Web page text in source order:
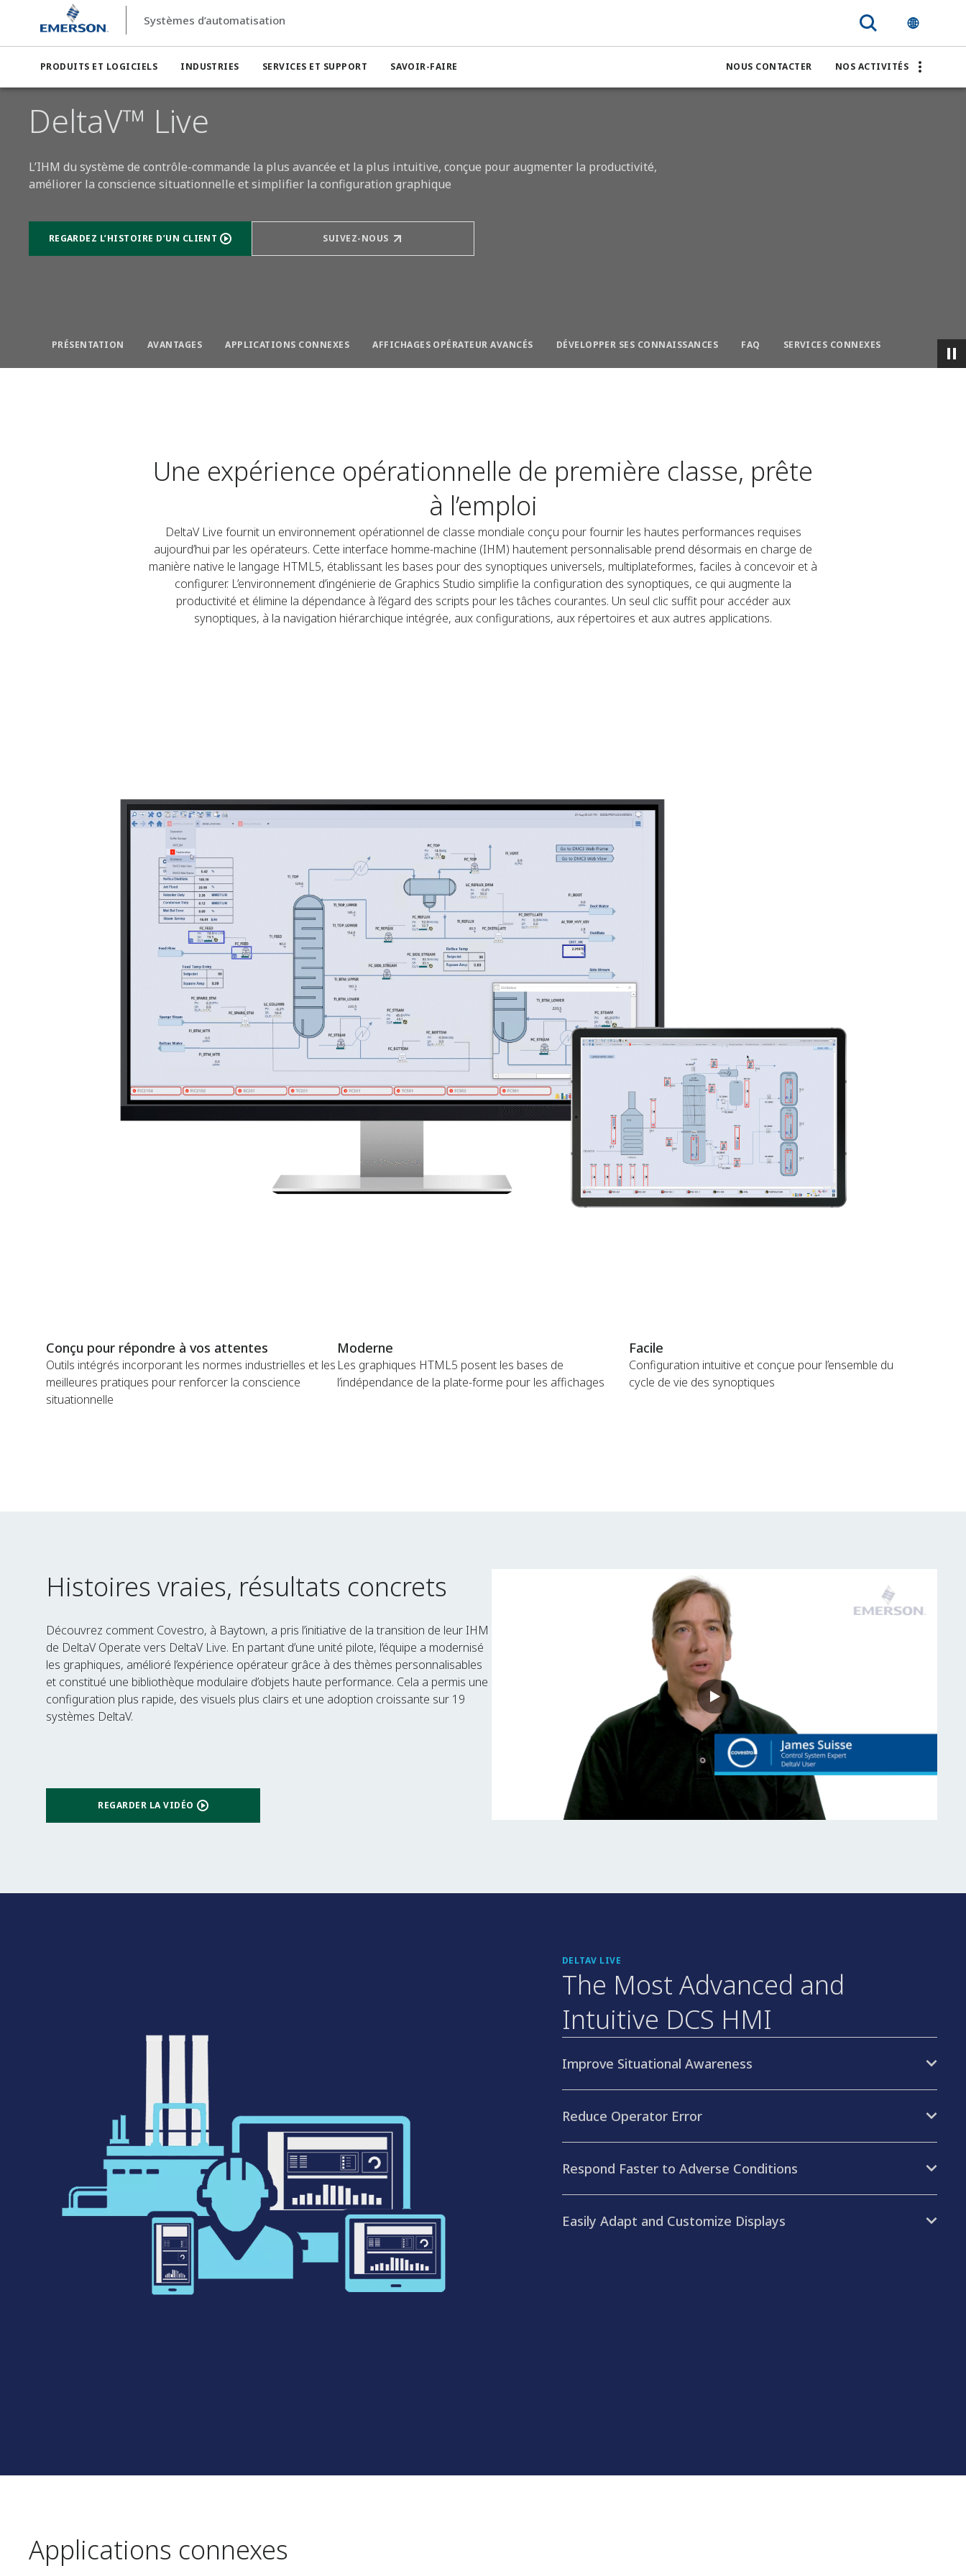
Systèmes d’automatisation
PRODUITS ET LOGICIELS INDUSTRIES SERVICES ET SUPPORT SAVOIR-FAIRE NOUS CONTACTER NOS ACTIVITÉS
Systèmes d’automatisation
DeltaV™ Live
L’IHM du système de contrôle-commande la plus avancée et la plus intuitive, conçue pour augmenter la productivité,
améliorer la conscience situationnelle et simplifier la configuration graphique
REGARDEZ L’HISTOIRE D’UN CLIENT SUIVEZ-NOUS
PRÉSENTATION AVANTAGES APPLICATIONS CONNEXES AFFICHAGES OPÉRATEUR AVANCÉS DÉVELOPPER SES CONNAISSANCES FAQ SERVICES CONNEXES
Une expérience opérationnelle de première classe, prête
à l’emploi
DeltaV Live fournit un environnement opérationnel de classe mondiale conçu pour fournir les hautes performances requises
aujourd’hui par les opérateurs. Cette interface homme-machine (IHM) hautement personnalisable prend désormais en charge de
manière native le langage HTML5, établissant les bases pour des synoptiques universels, multiplateformes, faciles à concevoir et à
configurer. L’environnement d’ingénierie de Graphics Studio simplifie la configuration des synoptiques, ce qui augmente la
productivité et élimine la dépendance à l’égard des scripts pour les tâches courantes. Un seul clic suffit pour accéder aux
synoptiques, à la navigation hiérarchique intégrée, aux configurations, aux répertoires et aux autres applications.
Conçu pour répondre à vos attentes
Outils intégrés incorporant les normes industrielles et les
meilleures pratiques pour renforcer la conscience
situationnelle
Moderne
Les graphiques HTML5 posent les bases de
l’indépendance de la plate-forme pour les affichages
Facile
Configuration intuitive et conçue pour l’ensemble du
cycle de vie des synoptiques
Histoires vraies, résultats concrets
Découvrez comment Covestro, à Baytown, a pris l’initiative de la transition de leur IHM
de DeltaV Operate vers DeltaV Live. En partant d’une unité pilote, l’équipe a modernisé
les graphiques, amélioré l’expérience opérateur grâce à des thèmes personnalisables
et constitué une bibliothèque modulaire d’objets haute performance. Cela a permis une
configuration plus rapide, des visuels plus clairs et une adoption croissante sur 19
systèmes DeltaV.
REGARDER LA VIDÉO
DELTAV LIVE
The Most Advanced and
Intuitive DCS HMI
Improve Situational Awareness
Reduce Operator Error
Respond Faster to Adverse Conditions
Easily Adapt and Customize Displays
Applications connexes